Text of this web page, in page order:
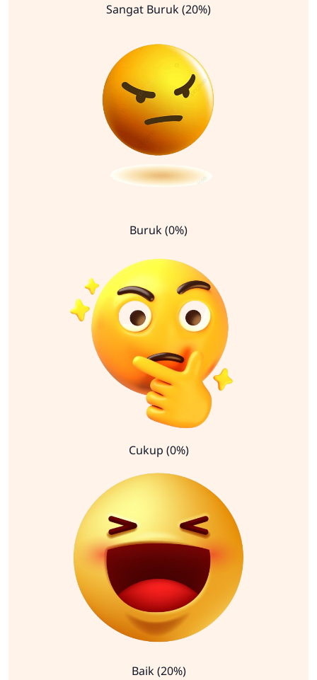
Sangat Buruk (20%)
Buruk (0%)
Cukup (0%)
Baik (20%)